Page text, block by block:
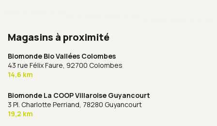
Magasins à proximité
Biomonde Bio Vallées Colombes
43 rue Félix Faure, 92700 Colombes
14,6 km
Biomonde La COOP Villaroise Guyancourt
3 Pl. Charlotte Perriand, 78280 Guyancourt
19,2 km